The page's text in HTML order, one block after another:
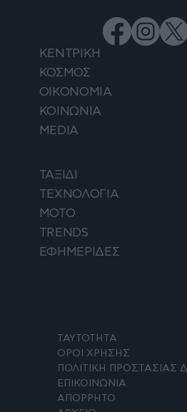
ΚΕΝΤΡΙΚΗ
ΚΟΣΜΟΣ
ΟΙΚΟΝΟΜΙΑ
ΚΟΙΝΩΝΙΑ
MEDIA
ΤΑΞΙΔΙ
ΤΕΧΝΟΛΟΓΙΑ
ΜΟΤΟ
TRENDS
ΕΦΗΜΕΡΙΔΕΣ
ΤΑΥΤΟΤΗΤΑ
ΟΡΟΙ ΧΡΗΣΗΣ
ΠΟΛΙΤΙΚΗ ΠΡΟΣΤΑΣΙΑΣ
ΕΠΙΚΟΙΝΩΝΙΑ
ΑΠΟΡΡΗΤΟ